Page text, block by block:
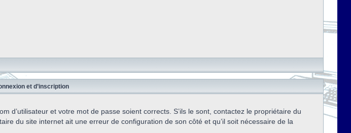
et d’inscription
d’utilisateur et votre mot de passe soient corrects. S’ils le sont, contactez le propriétaire du
du site internet ait une erreur de configuration de son côté et qu’il soit nécessaire de la